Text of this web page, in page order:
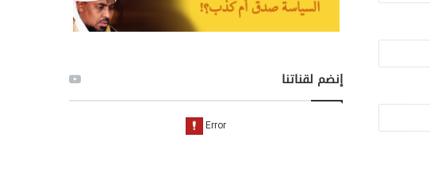
إنضم لقناتنا